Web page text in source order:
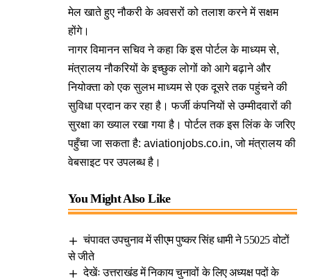
मेल खाते हुए नौकरी के अवसरों को तलाश करने में सक्षम
होंगे।
नागर विमानन सचिव ने कहा कि इस पोर्टल के माध्यम से,
मंत्रालय नौकरियों के इच्छुक लोगों को आगे बढ़ाने और
नियोक्ता को एक सुलभ माध्यम से एक दूसरे तक पहुंचने की
सुविधा प्रदान कर रहा है। फर्जी कंपनियों से उम्मीदवारों की
सुरक्षा का ख्याल रखा गया है। पोर्टल तक इस लिंक के जरिए
पहुँचा जा सकता है: aviationjobs.co.in, जो मंत्रालय की
वेबसाइट पर उपलब्ध है।
You Might Also Like
चंपावत उपचुनाव में सीएम पुष्कर सिंह धामी ने 55025 वोटों
से जीते
देखेंः उत्तराखंड में निकाय चुनावों के लिए अध्यक्ष पदों के